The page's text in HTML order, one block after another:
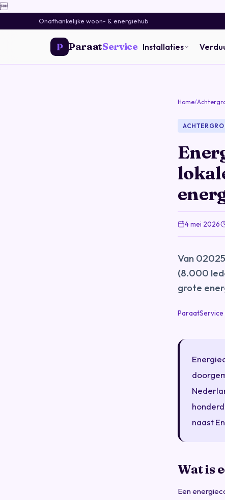

Onafhankelijke woon- & energiehub
P ParaatService Installaties
Home/
4 mei 2026·
Van
(8.000
grote
ParaatService
naast
Wat is
Een